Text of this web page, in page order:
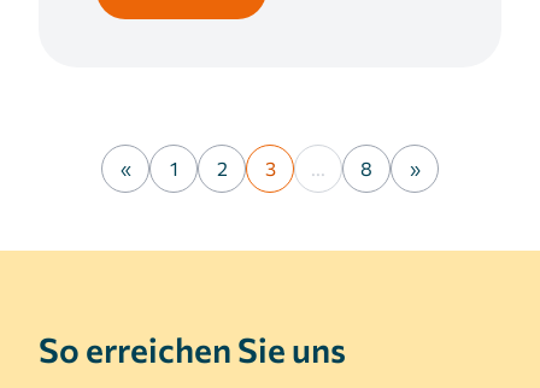
« 1 2 3 ... 8 »
So erreichen Sie uns